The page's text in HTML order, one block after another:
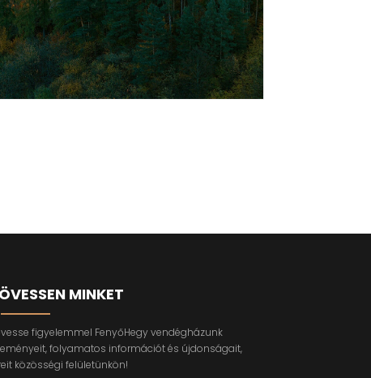
MINKET
figyelemmel FenyőHegy vendégházunk
folyamatos információt és újdonságait,
közösségi felületünkön!